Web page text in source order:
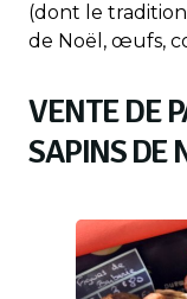
(dont le
de Noël, œufs,
VENTE DE
SAPINS DE